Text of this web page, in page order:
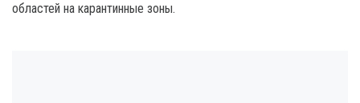
областей на карантинные зоны.